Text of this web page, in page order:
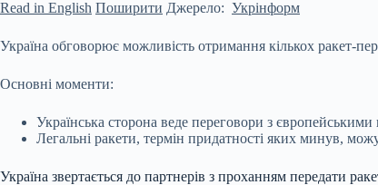
Read in English Поширити Джерело: Укрінформ
Україна обговорює можливість отримання кількох ракет-
Основні моменти:
Українська сторона веде переговори з європейськими
Легальні ракети, термін придатності яких минув,
Україна звертається до партнерів з проханням передати